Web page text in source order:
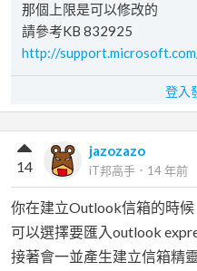
那個上限是可以修改的
請參考KB 832925
http://
登入
jazozazo
iT邦高手 ． 14 年前
14
你在建立Outlook信箱的時候
可以選擇要匯入outlook
接著會一並產生建立信箱精